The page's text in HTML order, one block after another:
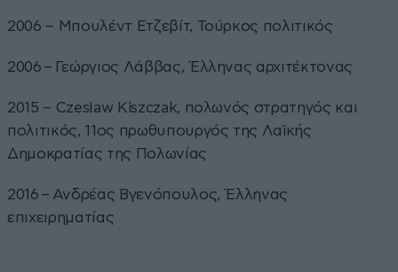
2006 – Μπουλέντ Ετζεβίτ, Τούρκος πολιτικός
2006 – Γεώργιος Λάββας, Έλληνας αρχιτέκτονας
2015 – Czesław Kiszczak, πολωνός στρατηγός και
πολιτικός, 11ος πρωθυπουργός της Λαϊκής
Δημοκρατίας της Πολωνίας
2016 – Ανδρέας Βγενόπουλος, Έλληνας
επιχειρηματίας